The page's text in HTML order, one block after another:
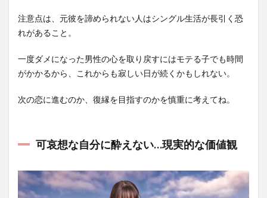
注意点は、元彼を諦められない人はシングル生活が長引く恐
れがあること。
一度ダメになった男性の心を取り戻すにはモテる子でも時間
がかかるから、これからも寂しい日が続くかもしれない。
次の恋に進むのか、復縁を目指すのかを慎重に考えてね。
可哀想な自分に酔えない…現実的な価値観